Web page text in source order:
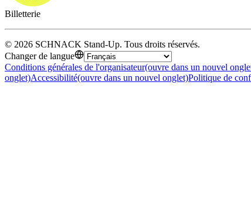
Billetterie
© 2026 SCHNACK Stand-Up. Tous droits réservés.
Changer de langue
Conditions générales de l'organisateur(ouvre dans un nouvel
onglet)Accessibilité(ouvre dans un nouvel onglet)Politique de